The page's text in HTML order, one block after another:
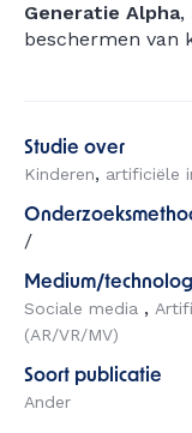
Generatie Alpha,
beschermen van
Studie over
Kinderen
artificiële
/
Medium/
Sociale media
(AR/VR/MV)
Soort publicatie
Ander